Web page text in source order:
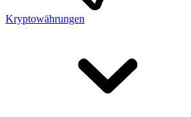
Kryptowährungen